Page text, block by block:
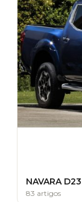
NAVARA
83 artigos